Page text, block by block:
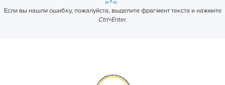
Если вы нашли ошибку, пожалуйста, выделите фрагмент текста и нажмите
Ctrl+Enter.